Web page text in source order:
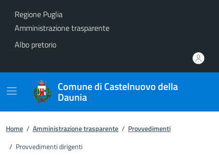
Regione Puglia
Amministrazione trasparente
Albo pretorio
Comune di Castelnuovo della
Daunia
Home / Amministrazione trasparente / Provvedimenti
/ Provvedimenti dirigenti